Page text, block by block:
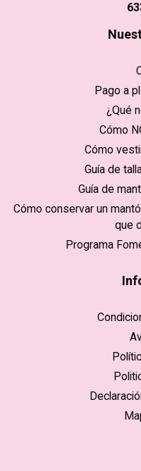
Pago a
¿Qué
Cómo
Cómo
Guía de
Guía de
Cómo conservar un
que
Programa